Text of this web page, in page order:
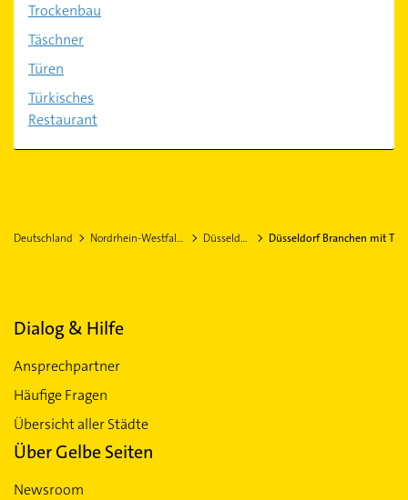
Trockenbau
Täschner
Türen
Türkisches
Restaurant
Deutschland Nordrhein-Westfalen Düsseldorf Düsseldorf Branchen mit T
Dialog & Hilfe
Ansprechpartner
Häufige Fragen
Übersicht aller Städte
Über Gelbe Seiten
Newsroom